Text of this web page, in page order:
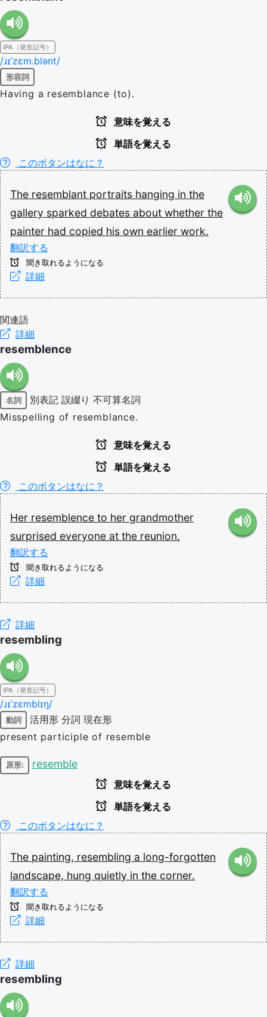
IPA（発音記号）
/ɹɪˈzɛm.blənt/
形容詞
Having a resemblance (to).
意味を覚える
単語を覚える
このボタンはなに？
The resemblant portraits hanging in the
gallery sparked debates about whether the
painter had copied his own earlier work.
翻訳する
聞き取れるようになる
詳細
関連語
詳細
resemblence
名詞 別表記 誤綴り 不可算名詞
Misspelling of resemblance.
意味を覚える
単語を覚える
このボタンはなに？
Her resemblence to her grandmother
surprised everyone at the reunion.
翻訳する
聞き取れるようになる
詳細
詳細
resembling
IPA（発音記号）
/ɹɪˈzɛmblɪŋ/
動詞 活用形 分詞 現在形
present participle of resemble
原形: resemble
意味を覚える
単語を覚える
このボタンはなに？
The painting, resembling a long-forgotten
landscape, hung quietly in the corner.
翻訳する
聞き取れるようになる
詳細
詳細
resembling